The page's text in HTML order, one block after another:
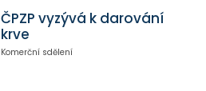
ČPZP vyzývá k darování
krve
Komerční sdělení